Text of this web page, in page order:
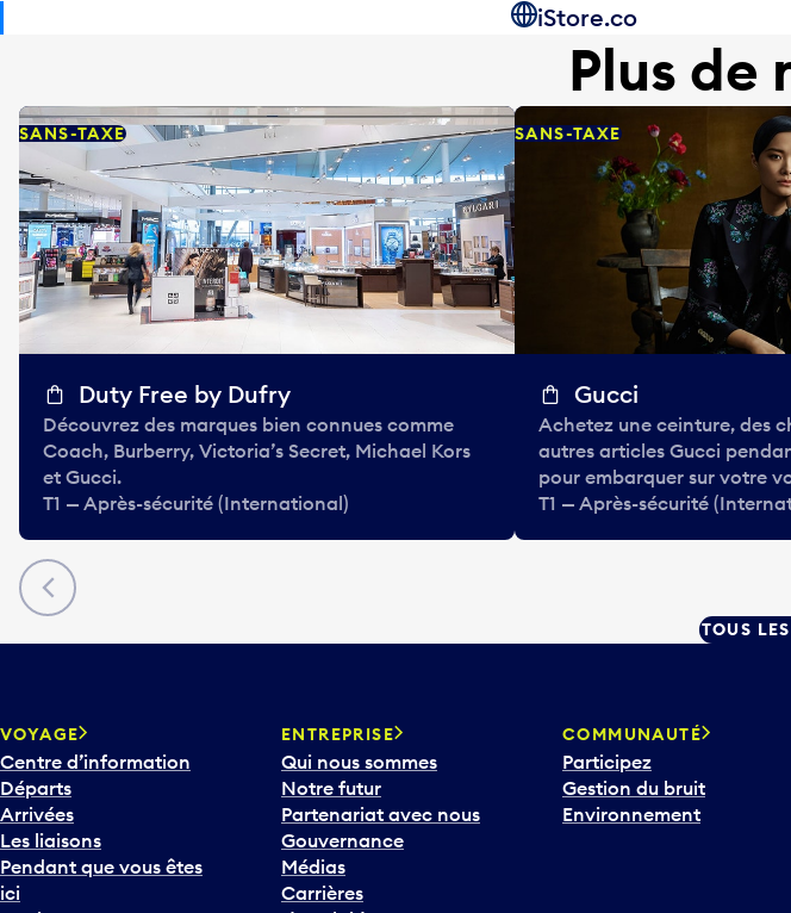
iStore.co
Plus de
Précédent
SANS-TAXE
Duty Free by Dufry
Découvrez des marques bien connues comme
Coach, Burberry, Victoria’s Secret, Michael Kors
et Gucci.
T1 — Après-sécurité (International)
SANS-TAXE
Gucci
Achetez une ceinture, des
autres articles Gucci
pour embarquer sur votre
T1 — Après-sécurité
TOUS
VOYAGE
Centre d’information
Départs
Arrivées
Les liaisons
Pendant que vous êtes
ici
ENTREPRISE
Qui nous sommes
Notre futur
Partenariat avec nous
Gouvernance
Médias
Carrières
COMMUNAUTÉ
Participez
Gestion du bruit
Environnement